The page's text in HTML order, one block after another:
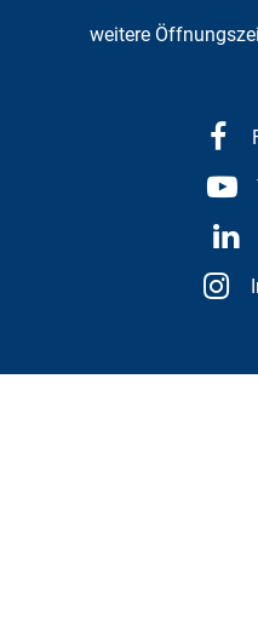
weitere